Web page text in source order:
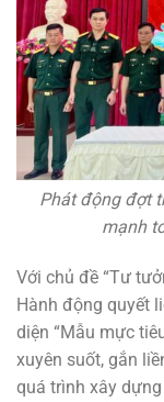
Phát động đợt
mạnh
Với chủ đề “Tư
Hành động quyết
diện “Mẫu mực
xuyên suốt, gắn
quá trình xây